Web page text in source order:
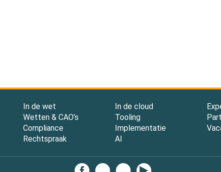
In de wet
Wetten & CAO’s
Compliance
Rechtspraak
In de cloud
Tooling
Implementatie
AI